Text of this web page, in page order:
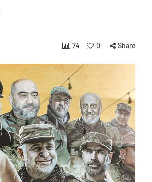
74 0 Share